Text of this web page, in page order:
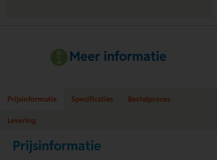
Meer informatie
Prijsinformatie Specificaties Bestelproces
Levering
Prijsinformatie